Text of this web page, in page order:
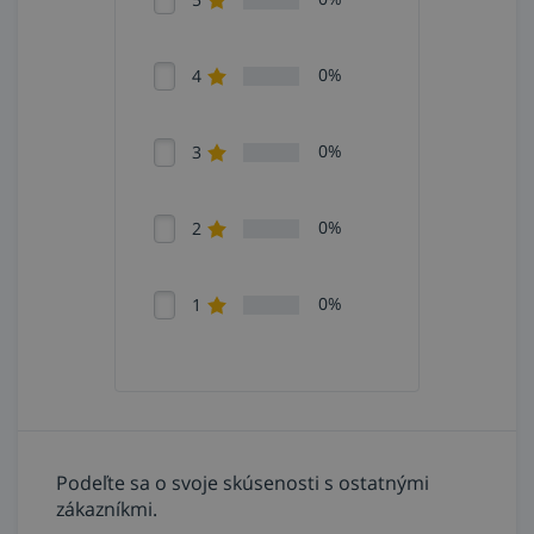
4 0%
3 0%
2 0%
1 0%
Podeľte sa o svoje skúsenosti s ostatnými
zákazníkmi.